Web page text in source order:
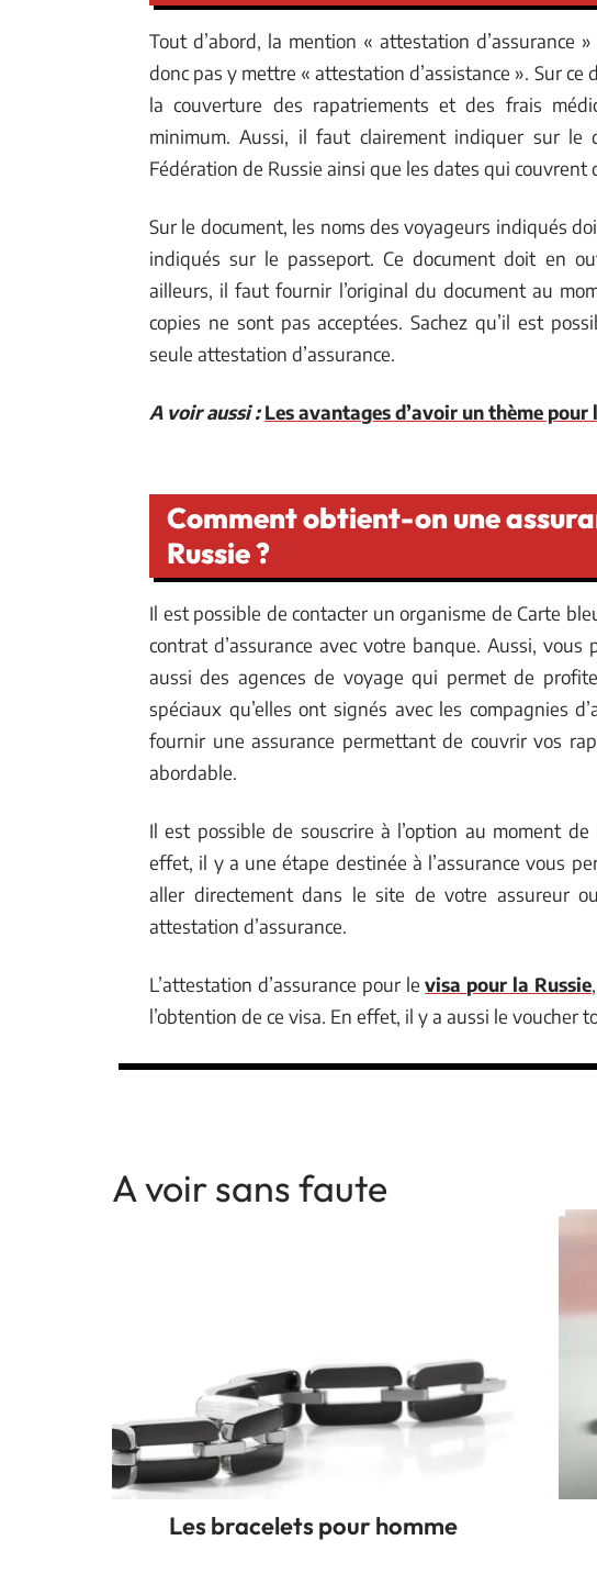
Tout d’abord, la mention « attestation
donc pas y mettre « attestation d’assistance ». Sur ce
la couverture des rapatriements et des frais
minimum. Aussi, il faut clairement indiquer sur
Fédération de Russie ainsi que les dates qui
Sur le document, les noms des voyageurs indiqués
indiqués sur le passeport. Ce document doit en
ailleurs, il faut fournir l’original du document au
copies ne sont pas acceptées. Sachez qu’il est
seule attestation d’assurance.
A voir aussi : Les avantages d’avoir un thème pour
Comment obtient-on une
Russie ?
Il est possible de contacter un organisme de Carte
contrat d’assurance avec votre banque. Aussi,
aussi des agences de voyage qui permet de
spéciaux qu’elles ont signés avec les compagnies
fournir une assurance permettant de couvrir vos
abordable.
Il est possible de souscrire à l’option au moment
effet, il y a une étape destinée à l’assurance vous
aller directement dans le site de votre assureur
attestation d’assurance.
L’attestation d’assurance pour levisa pour la Russie
l’obtention de ce visa. En effet, il y a aussi le voucher
A voir sans faute
Les bracelets pour homme